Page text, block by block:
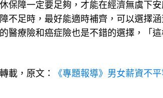
保障一定要足夠，才能在經濟無虞下
不足時，最好能適時補齊，可以選擇
醫療險和癌症險也是不錯的選擇，「
載，原文：
《專題報導》男女薪資不